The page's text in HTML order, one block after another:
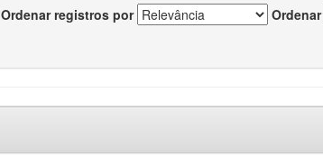
Ordenar registros por Ordenar